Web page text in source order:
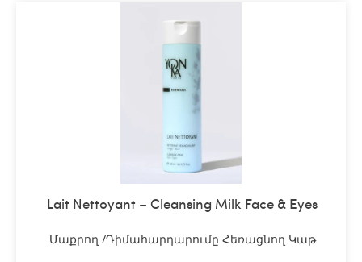
Lait Nettoyant – Cleansing Milk Face & Eyes
Մաքրող /Դիմահարդարումը Հեռացնող Կաթ